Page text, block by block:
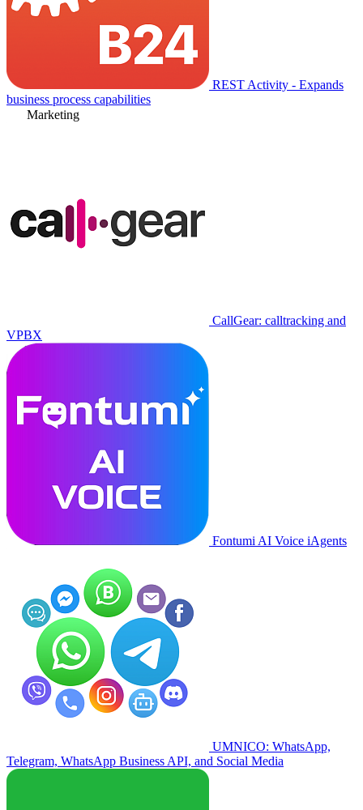
REST Activity - Expands
business process capabilities
Marketing
CallGear: calltracking and
VPBX
Fontumi AI Voice iAgents
UMNICO: WhatsApp,
Telegram, WhatsApp Business API, and Social Media